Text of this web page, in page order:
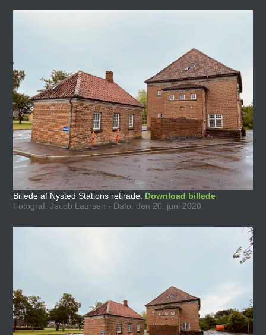
Billede af Nysted Stations retirade. Download billede
Fotograf: Jacob Laursen - Dato: den 20. juni 2020